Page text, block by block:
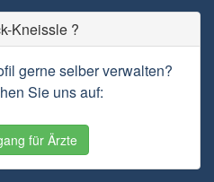
Kneissle ?
gerne selber verwalten?
Sie uns auf:
für Ärzte